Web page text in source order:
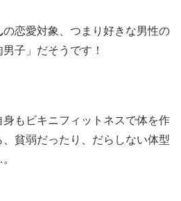
の恋愛対象、つまり好きな男性の
子」だそうです！
もビキニフィットネスで体を作
貧弱だったり、だらしない体型